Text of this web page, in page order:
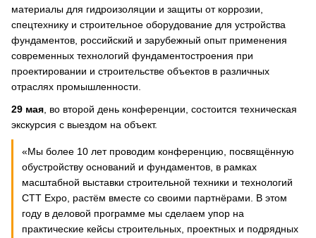
материалы для гидроизоляции и защиты от коррозии,
спецтехнику и строительное оборудование для устройства
фундаментов, российский и зарубежный опыт применения
современных технологий фундаментостроения при
проектировании и строительстве объектов в различных
отраслях промышленности.
29 мая , во второй день конференции, состоится техническая
экскурсия с выездом на объект.
«Мы более 10 лет проводим конференцию, посвящённую
обустройству оснований и фундаментов, в рамках
масштабной выставки строительной техники и технологий
СТТ Expo, растём вместе со своими партнёрами. В этом
году в деловой программе мы сделаем упор на
практические кейсы строительных, проектных и подрядных